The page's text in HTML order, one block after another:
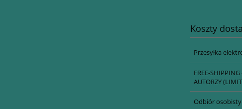
Koszty
Przesyłka
FREE-
AUTORZY
Odbiór osobisty